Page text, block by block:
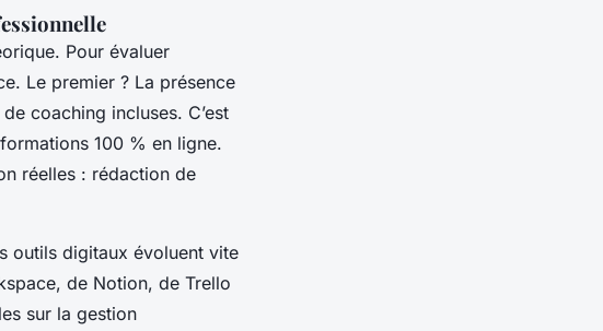
Pour évaluer
Le premier ? La présence
coaching incluses. C’est
100 % en ligne.
réelles : rédaction de
outils digitaux évoluent vite
de Notion, de Trello
sur la gestion